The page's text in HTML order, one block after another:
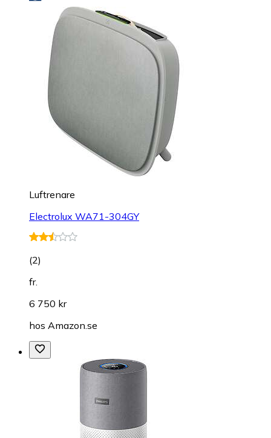
Luftrenare
Electrolux WA71-304GY
(2)
fr.
6 750 kr
hos Amazon.se